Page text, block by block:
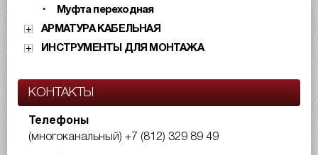
Муфта переходная
АРМАТУРА КАБЕЛЬНАЯ
ИНСТРУМЕНТЫ ДЛЯ МОНТАЖА
КОНТАКТЫ
Телефоны
(многоканальный) +7 (812) 329 89 49